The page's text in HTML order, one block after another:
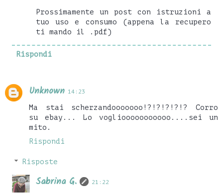
Prossimamente un post con istruzioni a
tuo uso e consumo (appena la recupero
ti mando il .pdf)
Rispondi
Unknown 14:23
Ma stai scherzandooooooo!?!?!?!?!? Corro
su ebay... Lo vogliooooooooooo....sei un
mito.
Rispondi
Risposte
Sabrina G. 21:22